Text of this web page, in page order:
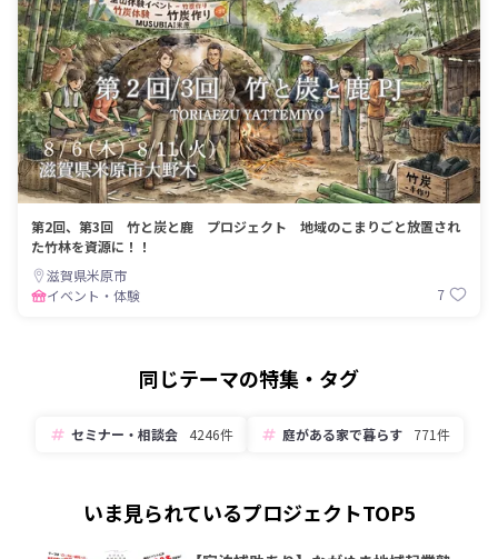
第2回、第3回 竹と炭と鹿 プロジェクト 地域のこまりごと放置され
た竹林を資源に！！
滋賀県米原市
イベント・体験
7
同じテーマの特集・タグ
セミナー・相談会 4246件 庭がある家で暮らす 771件
いま見られているプロジェクトTOP5